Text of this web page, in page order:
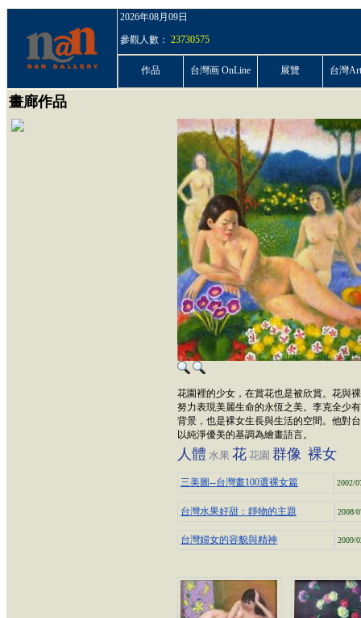
2026年08月09日
參觀人數： 23730575
作品 台灣画 OnLine 展覽 台灣
畫廊作品
花園裡的少女，在賞花也是被欣賞。花與
努力表現美麗生命的永恆之美。李克全少
背景，也是裸女生長與生活的空間。他對
以純淨優美的基調為繪畫語言。
人體 水果 花 花園 群像 裸女
三美圖--台灣畫100選裸女篇 2002/
台灣水果好甜：靜物的主題 2008/
台灣婦女的容貌與精神 2009/